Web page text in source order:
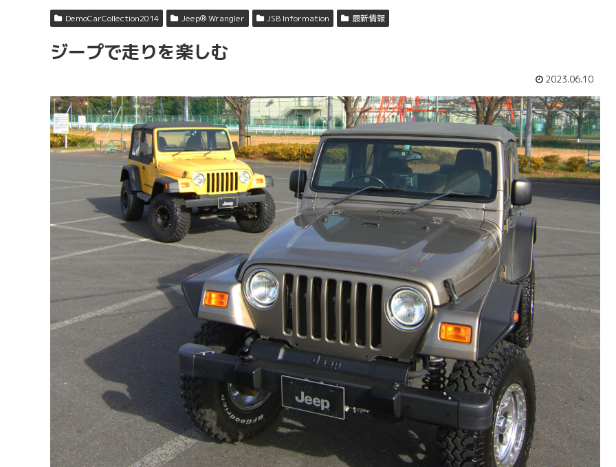
DemoCarCollection2014 Jeep® Wrangler JSB Information 最新情報
ジープで走りを楽しむ
2023.06.10